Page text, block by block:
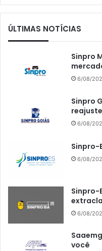
ÚLTIMAS NOTÍCIAS
Sinpro
6/08/
Sinpro
reajuste
6/08/
Sinpro-
6/08/
Sinpro-
6/08/
você